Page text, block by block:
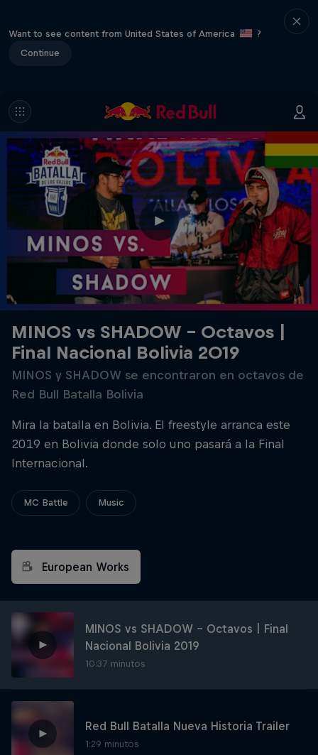
Want to see content from United States of America
?
Continue
MINOS vs SHADOW - Octavos |
Final Nacional Bolivia 2019
MINOS y SHADOW se encontraron en octavos de
Red Bull Batalla Bolivia
Mira la batalla en Bolivia. El freestyle arranca este
2019 en Bolivia donde solo uno pasará a la Final
Internacional.
MC Battle Music
European Works
MINOS vs SHADOW - Octavos | Final
Nacional Bolivia 2019
10:37 minutos
Red Bull Batalla Nueva Historia Trailer
1:29 minutos